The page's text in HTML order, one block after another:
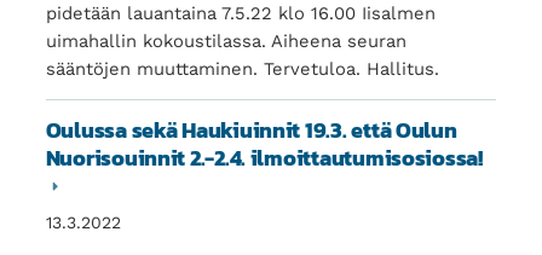
pidetään lauantaina 7.5.22 klo 16.00 Iisalmen
uimahallin kokoustilassa. Aiheena seuran
sääntöjen muuttaminen. Tervetuloa. Hallitus.
Oulussa sekä Haukiuinnit 19.3. että Oulun
Nuorisouinnit 2.-2.4. ilmoittautumisosiossa!
13.3.2022